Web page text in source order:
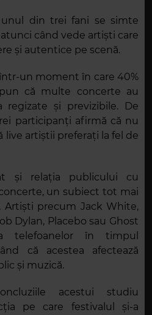
din trei fani se simte
când vede artiști care
și autentice pe scenă.
un moment în care 40%
că multe concerte au
regizate și previzibile. De
participanți afirmă că nu
live artiștii preferați la fel de
și relația publicului cu
un subiect tot mai
precum Jack White,
Dylan, Placebo sau Ghost
telefoanelor în timpul
că acestea afectează
și muzică.
acestui studiu
pe care festivalul și-a